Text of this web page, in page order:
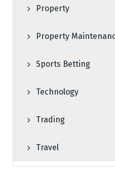
Property
Property
Sports Betting
Technology
Trading
Travel